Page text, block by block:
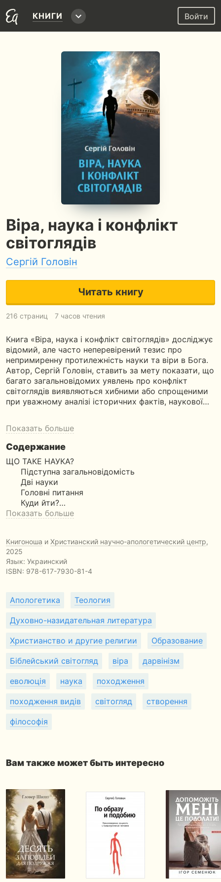
КНИГИ Войти
Віра, наука і конфлікт
світоглядів
Сергій Головін
Читать книгу
216 страниц 7 часов чтения
Книга «Віра, наука і конфлікт світоглядів» досліджує
відомий, але часто неперевірений тезис про
непримиренну протилежність науки та віри в Бога.
Автор, Сергій Головін, ставить за мету показати, що
багато загальновідомих уявлень про конфлікт
світоглядів виявляються хибними або спрощеними
при уважному аналізі історичних фактів, наукової…
Показать больше
Содержание
ЩО ТАКЕ НАУКА?
Підступна загальновідомість
Дві науки
Головні питання
Куди йти?…
Показать больше
Книгоноша и Христианский научно-апологетический центр,
2025
Язык: Украинский
ISBN: 978-617-7930-81-4
Апологетика Теология
Духовно-назидательная литература
Христианство и другие религии Образование
Біблейський світогляд віра дарвінізм
еволюція наука походження
походження видів світогляд створення
філософія
Вам также может быть интересно